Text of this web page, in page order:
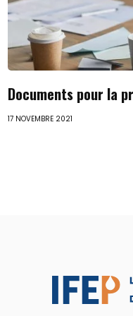
Documents pour la
17 NOVEMBRE 2021